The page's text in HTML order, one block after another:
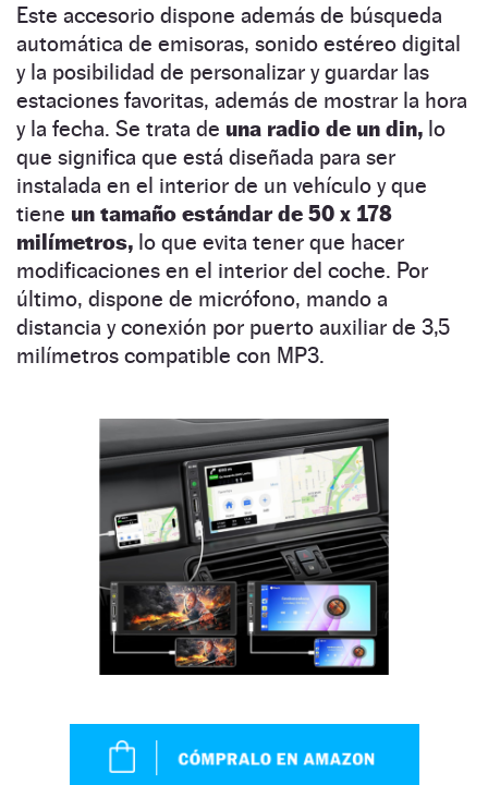
Este accesorio dispone además de búsqueda
automática de emisoras, sonido estéreo digital
y la posibilidad de personalizar y guardar las
estaciones favoritas, además de mostrar la hora
y la fecha. Se trata de una radio de un din, lo
que significa que está diseñada para ser
instalada en el interior de un vehículo y que
tiene un tamaño estándar de 50 x 178
milímetros, lo que evita tener que hacer
modificaciones en el interior del coche. Por
último, dispone de micrófono, mando a
distancia y conexión por puerto auxiliar de 3,5
milímetros compatible con MP3.